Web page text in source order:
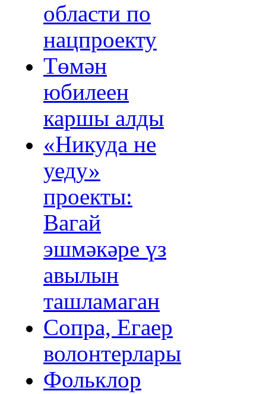
области по
нацпроекту
Төмән
юбилеен
каршы алды
«Никуда не
уеду»
проекты:
Вагай
эшмәкәре үз
авылын
ташламаган
Сопра, Егаер
волонтерлары
Фольклор